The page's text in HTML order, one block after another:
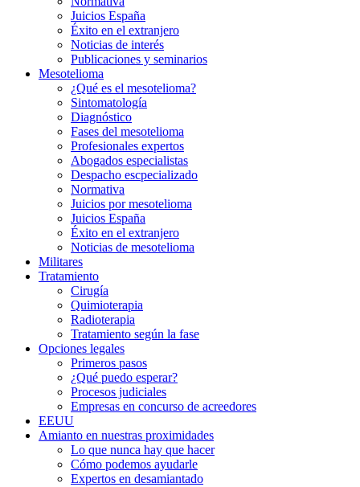
Juicios España
Éxito en el extranjero
Noticias de interés
Publicaciones y seminarios
Mesotelioma
¿Qué es el mesotelioma?
Sintomatología
Diagnóstico
Fases del mesotelioma
Profesionales expertos
Abogados especialistas
Despacho escpecializado
Normativa
Juicios por mesotelioma
Juicios España
Éxito en el extranjero
Noticias de mesotelioma
Militares
Tratamiento
Cirugía
Quimioterapia
Radioterapia
Tratamiento según la fase
Opciones legales
Primeros pasos
¿Qué puedo esperar?
Procesos judiciales
Empresas en concurso de acreedores
EEUU
Amianto en nuestras proximidades
Lo que nunca hay que hacer
Cómo podemos ayudarle
Expertos en desamiantado